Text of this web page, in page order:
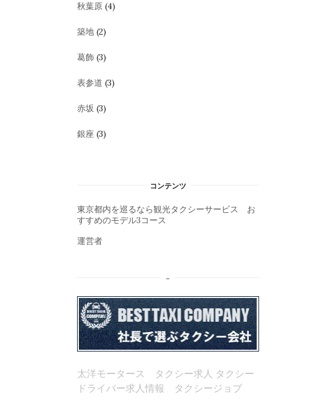
秋葉原 (4)
築地 (2)
葛飾 (3)
表参道 (3)
赤坂 (3)
銀座 (3)
コンテンツ
東京都内を巡るなら観光タクシーサービス お
すすめのモデル3コース
運営者
–
太洋モータース タクシー求人 タクシー
ドライバー求人情報 タクシージョブ